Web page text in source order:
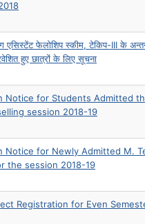
एसिस्टेंट फेलोशिप स्कीम, टेकिप-III के
हुए छात्रों के लिए सूचना
Notice for Students Admitted
session 2018-19
Notice for Newly Admitted M.
the session 2018-19
Registration for Even